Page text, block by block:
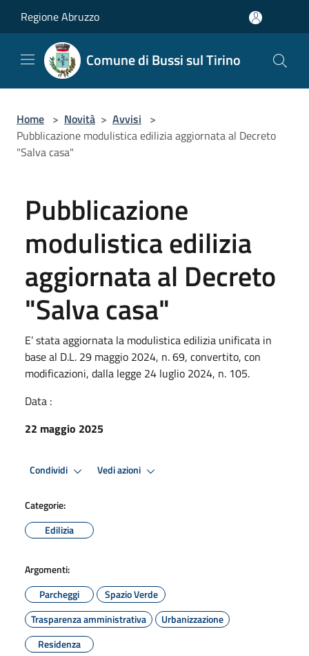
Regione Abruzzo
Comune di Bussi sul Tirino
Home > Novità > Avvisi >
Pubblicazione modulistica edilizia aggiornata al Decreto
"Salva casa"
Pubblicazione
modulistica edilizia
aggiornata al Decreto
"Salva casa"
E’ stata aggiornata la modulistica edilizia unificata in
base al D.L. 29 maggio 2024, n. 69, convertito, con
modificazioni, dalla legge 24 luglio 2024, n. 105.
Data :
22 maggio 2025
Condividi Vedi azioni
Categorie:
Edilizia
Argomenti:
Parcheggi
Spazio Verde
Trasparenza amministrativa
Urbanizzazione
Residenza